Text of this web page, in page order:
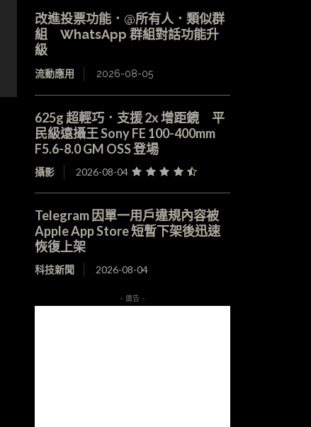
改進投票功能．@所有人．類似群
組 WhatsApp 群組對話功能升
級
流動應用 2026-08-05
625g 超輕巧．支援 2x 增距鏡 平
民級遠攝王 Sony FE 100-400mm
F5.6-8.0 GM OSS 登場
攝影 2026-08-04
Telegram 因單一用戶違規內容被
Apple App Store 短暫下架後迅速
恢復上架
科技新聞 2026-08-04
- 廣告 -